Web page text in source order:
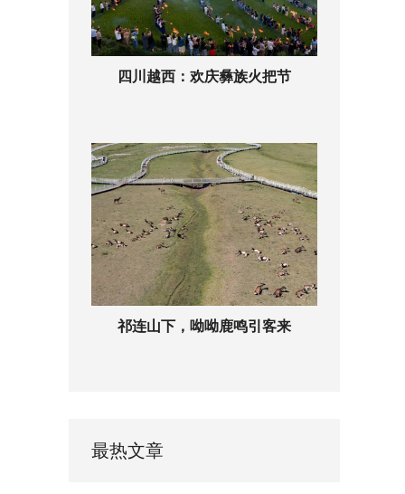
四川越西：欢庆彝族火把节
祁连山下，呦呦鹿鸣引客来
最热文章